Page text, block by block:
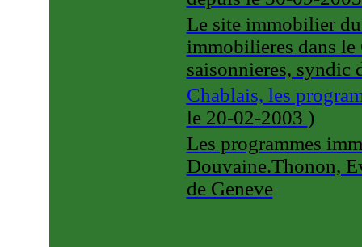
Le site immobilier
immobilieres dans
saisonnieres, syndic
Chablais, les
le 20-02-2003 )
Les programmes
Douvaine.Thonon,
de Geneve